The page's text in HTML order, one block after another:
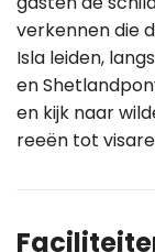
verkennen die
Isla leiden,
en
en kijk naar
reeën tot